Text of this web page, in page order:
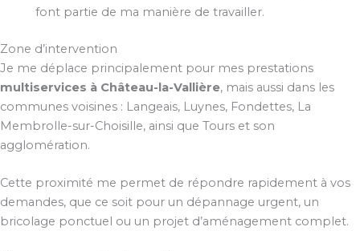
font partie de ma manière de travailler.
Zone d’intervention
Je me déplace principalement pour mes prestations
multiservices à Château-la-Vallière, mais aussi dans les
communes voisines : Langeais, Luynes, Fondettes, La
Membrolle-sur-Choisille, ainsi que Tours et son
agglomération.
Cette proximité me permet de répondre rapidement à vos
demandes, que ce soit pour un dépannage urgent, un
bricolage ponctuel ou un projet d’aménagement complet.